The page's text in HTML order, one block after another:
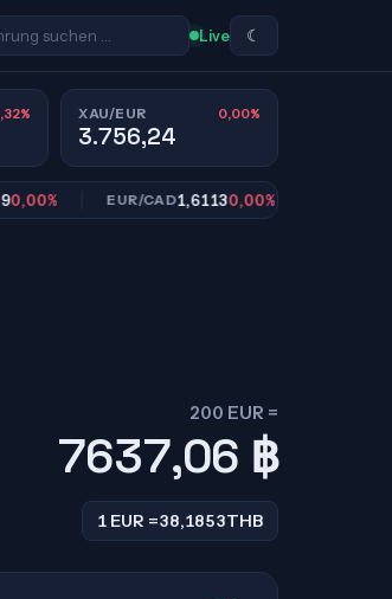
Live ☾
XAU/EUR 0,00%
3.756,24
EUR/CAD1,61130,00%
200 EUR =
7637,06 ฿
1 EUR =38,1853THB